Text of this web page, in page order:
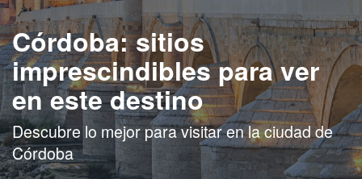
Córdoba: sitios
imprescindibles para ver
en este destino
Descubre lo mejor para visitar en la ciudad de
Córdoba